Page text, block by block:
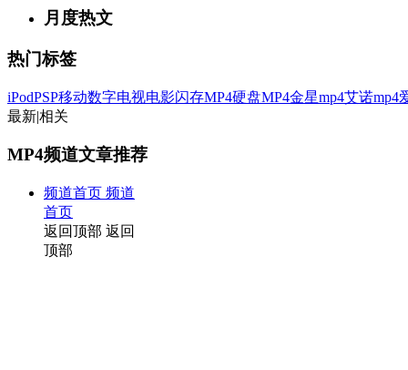
月度热文
热门标签
iPodPSP移动数字电视电影闪存MP4硬盘MP4金星mp4艾诺mp4
最新|相关
MP4频道文章推荐
频道首页 频道
首页
返回顶部 返回
顶部